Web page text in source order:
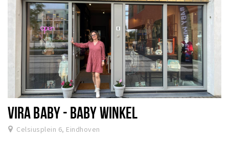
VIRA BABY - BABY WINKEL
Celsiusplein 6, Eindhoven